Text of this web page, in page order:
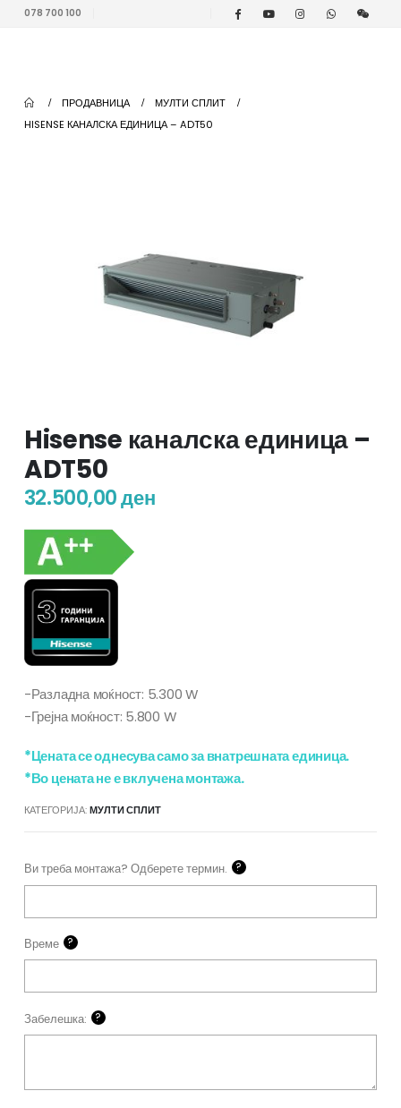
078 700 100
ПРОДАВНИЦА
МУЛТИ СПЛИТ
HISENSE КАНАЛСКА ЕДИНИЦА – ADT50
Hisense каналска единица –
ADT50
32.500,00ден
-Разладна моќност: 5.300 W
-Грејна моќност: 5.800 W
*Цената се однесува само за внатрешната единица.
*Во цената не е вклучена монтажа.
КАТЕГОРИЈА:МУЛТИ СПЛИТ
Ви треба монтажа? Одберете термин. ?
Време ?
Забелешка: ?